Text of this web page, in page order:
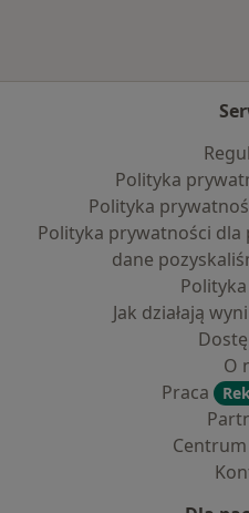
Polityka
Polityka
Polityka prywatności
dane
Jak działają
O
Praca